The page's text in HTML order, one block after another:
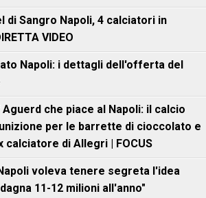
di Sangro Napoli, 4 calciatori in
VIDEO
Napoli: i dettagli dell'offerta del
Aguerd che piace al Napoli: il calcio
per le barrette di cioccolato e
calciatore di Allegri | FOCUS
voleva tenere segreta l'idea
11-12 milioni all'anno"